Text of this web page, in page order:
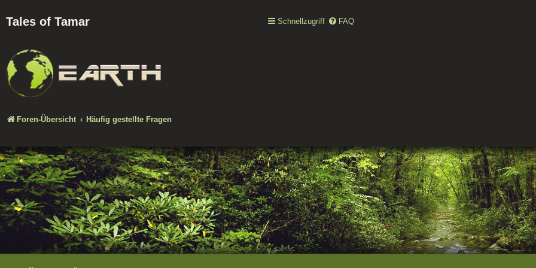
Tales of Tamar Schnellzugriff FAQ
Foren-Übersicht Häufig gestellte Fragen